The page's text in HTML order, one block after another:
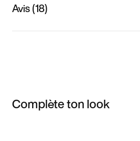
Avis (18)
Complète ton look